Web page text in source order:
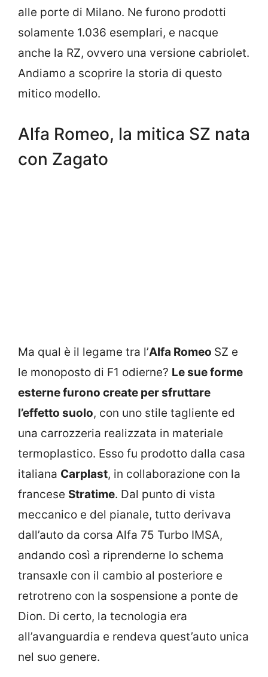
alle porte di Milano. Ne furono prodotti
solamente 1.036 esemplari, e nacque
anche la RZ, ovvero una versione cabriolet.
Andiamo a scoprire la storia di questo
mitico modello.
Alfa Romeo, la mitica SZ nata
con Zagato
Ma qual è il legame tra l’Alfa Romeo SZ e
le monoposto di F1 odierne? Le sue forme
esterne furono create per sfruttare
l’effetto suolo, con uno stile tagliente ed
una carrozzeria realizzata in materiale
termoplastico. Esso fu prodotto dalla casa
italiana Carplast, in collaborazione con la
francese Stratime. Dal punto di vista
meccanico e del pianale, tutto derivava
dall’auto da corsa Alfa 75 Turbo IMSA,
andando così a riprenderne lo schema
transaxle con il cambio al posteriore e
retrotreno con la sospensione a ponte de
Dion. Di certo, la tecnologia era
all’avanguardia e rendeva quest’auto unica
nel suo genere.